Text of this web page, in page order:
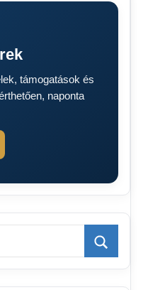
támogatások és
naponta
Search